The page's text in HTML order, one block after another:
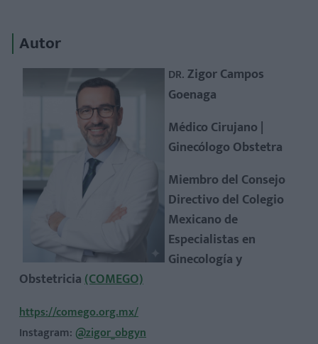
Autor
DR.Zigor Campos
Goenaga
Médico Cirujano |
Ginecólogo Obstetra
Miembro del Consejo
Directivo del Colegio
Mexicano de
Especialistas en
Ginecología y
Obstetricia(COMEGO)
https://comego.org.mx/
Instagram: @zigor_obgyn